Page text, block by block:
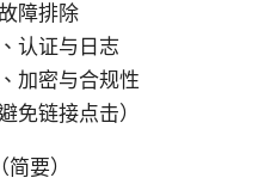
障排除
认证与日志
加密与合规性
免链接点击）
要）